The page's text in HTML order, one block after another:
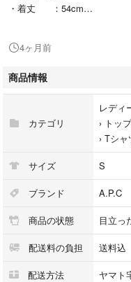
・着丈 ：54cm
※袖丈の記載がない場合は裄
【素材】
※詳しい素材は画像の品質タ
見えづらい場合や印字の薄れ
気になる点はお気軽にお問
付属品などはございません。
【コンディション】
商品状態は良好です。コンデ
い。
4ヶ月前
商品情報
カテゴリ
レディ
› トッ
› Tシャ
サイズ S
ブランド A.P.C
商品の状態 目立っ
配送料の負担 送料込
配送方法 ヤマト